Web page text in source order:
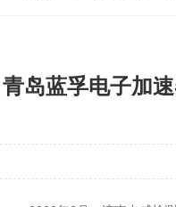
青岛蓝孚电子加